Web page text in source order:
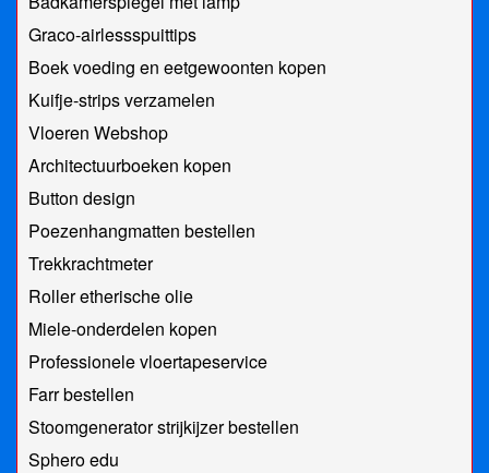
Graco-airlessspuittips
Boek voeding en eetgewoonten kopen
Kuifje-strips verzamelen
Vloeren Webshop
Architectuurboeken kopen
Button design
Poezenhangmatten bestellen
Trekkrachtmeter
Roller etherische olie
Miele-onderdelen kopen
Professionele vloertapeservice
Farr bestellen
Stoomgenerator strijkijzer bestellen
Sphero edu